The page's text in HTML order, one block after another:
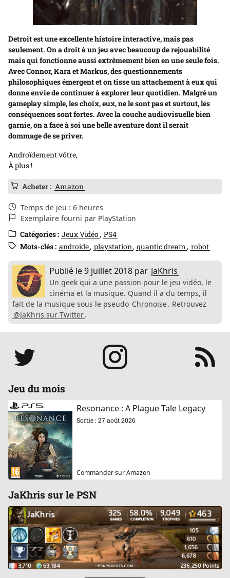
Detroit est une excellente histoire interactive, mais pas
seulement. On a droit à un jeu avec beaucoup de rejouabilité
mais qui fonctionne aussi extrêmement bien en une seule fois.
Avec Connor, Kara et Markus, des questionnements
philosophiques émergent et on tisse un attachement à eux qui
donne envie de continuer à explorer leur quotidien. Malgré un
gameplay simple, les choix, eux, ne le sont pas et surtout, les
conséquences sont fortes. Avec la couche audiovisuelle bien
garnie, on a face à soi une belle aventure dont il serait
dommage de se priver.
Androïdement vôtre,
À plus !
Acheter : Amazon
Temps de jeu : 6 heures
Exemplaire fourni par PlayStation
Catégories : Jeux Vidéo PS4
Mots-clés : androide playstation quantic dream robot
Publié le9 juillet 2018 par JaKhris
Un geek qui a une passion pour le jeu vidéo, le
cinéma et la musique. Quand il a du temps, il
fait de la musique sous le pseudo Chronoise. Retrouvez
@JaKhris sur Twitter.
Réseaux
Jeu du mois
Resonance : A Plague Tale Legacy
Sortie : 27 août 2026
Commander sur Amazon
JaKhris sur le PSN